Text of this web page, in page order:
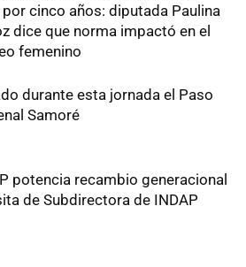
por cinco años: diputada Paulina
dice que norma impactó en el
femenino
durante esta jornada el Paso
Samoré
potencia recambio generacional
de Subdirectora de INDAP